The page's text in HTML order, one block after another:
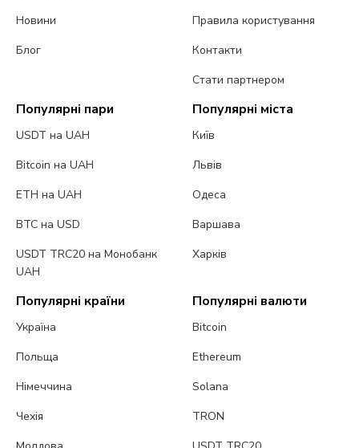
Новини
Блог
Правила користування
Контакти
Стати партнером
Популярні пари
USDT на UAH
Bitcoin на UAH
ETH на UAH
BTC на USD
USDT TRC20 на Монобанк
UAH
Популярні міста
Київ
Львів
Одеса
Варшава
Харків
Популярні країни
Україна
Польща
Німеччина
Чехія
Популярні валюти
Bitcoin
Ethereum
Solana
TRON